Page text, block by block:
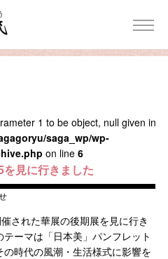
1 to be object, null given in
saga_wp/wp-
on line 6
見に行きました
された華展の後期展を見に行き
ーマは「日本美」パンフレット
時代の風潮・生活様式に影響を